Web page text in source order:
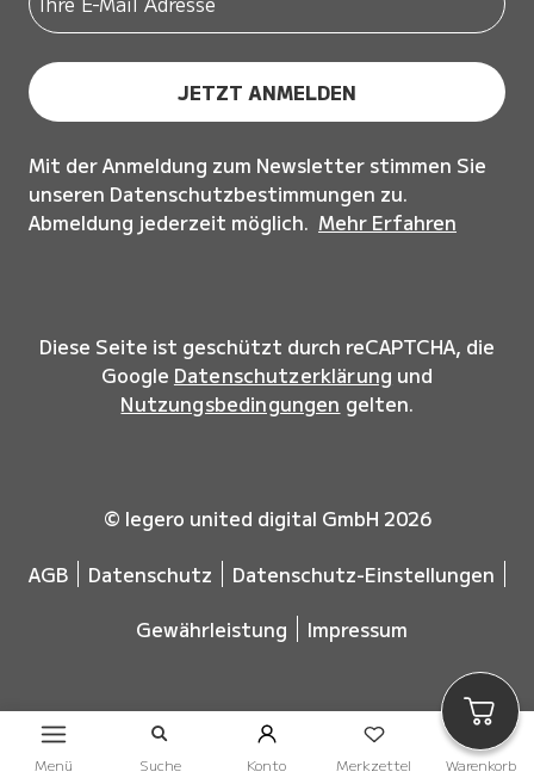
Menü Suche Konto Merkzettel Warenkorb
JETZT ANMELDEN
Mit der Anmeldung zum Newsletter stimmen Sie
unseren Datenschutzbestimmungen zu.
Abmeldung jederzeit möglich. Mehr Erfahren
© legero united digital GmbH 2026
AGB
Datenschutz
Datenschutz-Einstellungen
Gewährleistung
Impressum
Diese Seite ist geschützt durch reCAPTCHA, die
Google Datenschutzerklärung und
Nutzungsbedingungen gelten.